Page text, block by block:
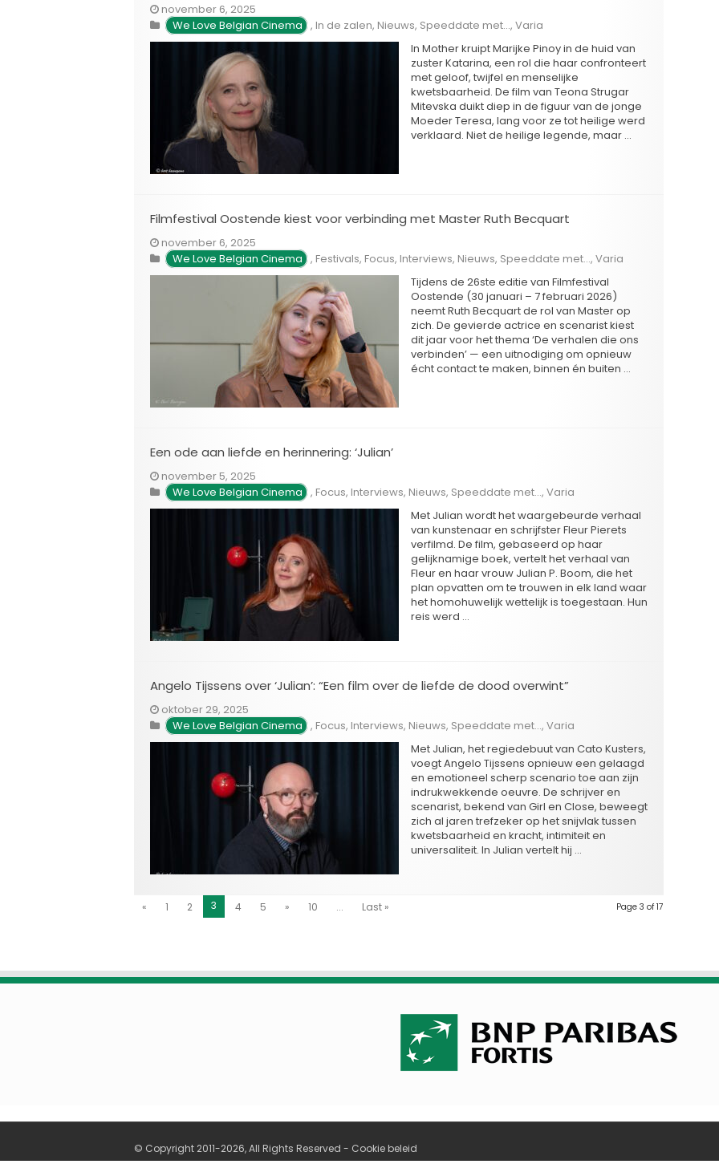
november 6, 2025
We Love Belgian Cinema , In de zalen, Nieuws, Speeddate met..., Varia
In Mother kruipt Marijke Pinoy in de huid van
zuster Katarina, een rol die haar confronteert
met geloof, twijfel en menselijke
kwetsbaarheid. De film van Teona Strugar
Mitevska duikt diep in de figuur van de jonge
Moeder Teresa, lang voor ze tot heilige werd
verklaard. Niet de heilige legende, maar …
Filmfestival Oostende kiest voor verbinding met Master Ruth Becquart
november 6, 2025
We Love Belgian Cinema , Festivals, Focus, Interviews, Nieuws, Speeddate met..., Varia
Tijdens de 26ste editie van Filmfestival
Oostende (30 januari – 7 februari 2026)
neemt Ruth Becquart de rol van Master op
zich. De gevierde actrice en scenarist kiest
dit jaar voor het thema ‘De verhalen die ons
verbinden’ — een uitnodiging om opnieuw
écht contact te maken, binnen én buiten …
Een ode aan liefde en herinnering: ‘Julian’
november 5, 2025
We Love Belgian Cinema , Focus, Interviews, Nieuws, Speeddate met..., Varia
Met Julian wordt het waargebeurde verhaal
van kunstenaar en schrijfster Fleur Pierets
verfilmd. De film, gebaseerd op haar
gelijknamige boek, vertelt het verhaal van
Fleur en haar vrouw Julian P. Boom, die het
plan opvatten om te trouwen in elk land waar
het homohuwelijk wettelijk is toegestaan. Hun
reis werd …
Angelo Tijssens over ‘Julian’: “Een film over de liefde de dood overwint”
oktober 29, 2025
We Love Belgian Cinema , Focus, Interviews, Nieuws, Speeddate met..., Varia
Met Julian, het regiedebuut van Cato Kusters,
voegt Angelo Tijssens opnieuw een gelaagd
en emotioneel scherp scenario toe aan zijn
indrukwekkende oeuvre. De schrijver en
scenarist, bekend van Girl en Close, beweegt
zich al jaren trefzeker op het snijvlak tussen
kwetsbaarheid en kracht, intimiteit en
universaliteit. In Julian vertelt hij …
Page 3 of 17
« 1 2 3 4 5 » 10 ... Last »
© Copyright 2011-2026, All Rights Reserved - Cookie beleid